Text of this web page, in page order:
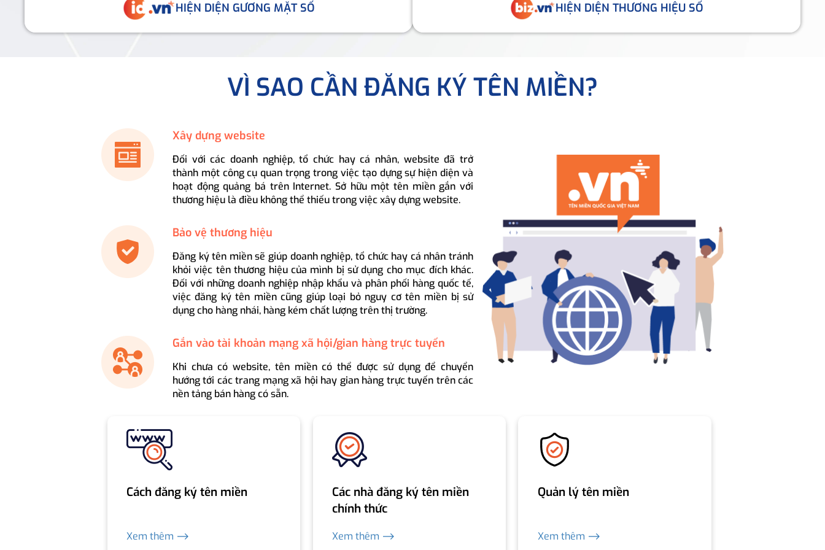
HIỆN DIỆN GƯƠNG MẶT SỐ HIỆN DIỆN THƯƠNG HIỆU SỐ
VÌ SAO CẦN ĐĂNG KÝ TÊN MIỀN?
Xây dựng website
Đối với các doanh nghiệp, tổ chức hay cá nhân, website đã trở
thành một công cụ quan trọng trong việc tạo dựng sự hiện diện và
hoạt động quảng bá trên Internet. Sở hữu một tên miền gắn với
thương hiệu là điều không thể thiếu trong việc xây dựng website.
Bảo vệ thương hiệu
Đăng ký tên miền sẽ giúp doanh nghiệp, tổ chức hay cá nhân tránh
khỏi việc tên thương hiệu của mình bị sử dụng cho mục đích khác.
Đối với những doanh nghiệp nhập khẩu và phân phối hàng quốc tế,
việc đăng ký tên miền cũng giúp loại bỏ nguy cơ tên miền bị sử
dụng cho hàng nhái, hàng kém chất lượng trên thị trường.
Gắn vào tài khoản mạng xã hội/gian hàng trực tuyến
Khi chưa có website, tên miền có thể được sử dụng để chuyển
hướng tới các trang mạng xã hội hay gian hàng trực tuyến trên các
nền tảng bán hàng có sẵn.
Cách đăng ký tên miền
Xem thêm ⟶
Các nhà đăng ký tên miền
chính thức
Xem thêm ⟶
Quản lý tên miền
Xem thêm ⟶